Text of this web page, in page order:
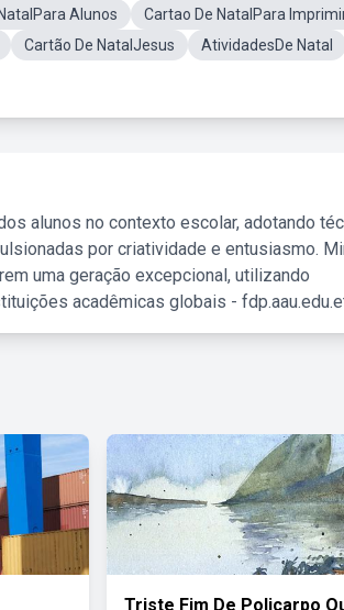
Alunos
Cartao De NatalPara
Cartão De NatalJesus
AtividadesDe Natal
alunos no contexto escolar, adotando
por criatividade e entusiasmo.
uma geração excepcional, utilizando
acadêmicas globais -
Triste Fim De Policarpo